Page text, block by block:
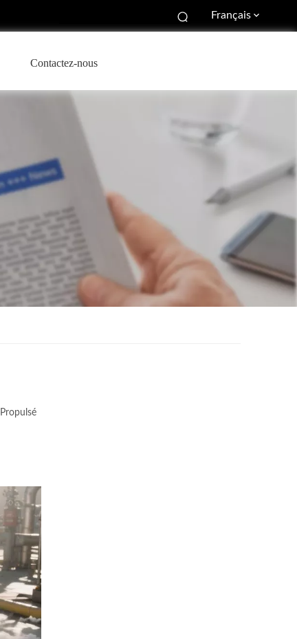
Français
Contactez-nous
Propulsé